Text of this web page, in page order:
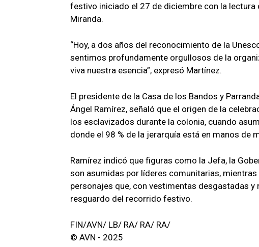
festivo iniciado el 27 de diciembre con la lectura
Miranda.
“Hoy, a dos años del reconocimiento de la
sentimos profundamente orgullosos de la
viva nuestra esencia”, expresó Martínez.
El presidente de la Casa de los Bandos y
Ángel Ramírez, señaló que el origen de la
los esclavizados durante la colonia, cuando
donde el 98 % de la jerarquía está en manos de
Ramírez indicó que figuras como la Jefa, la
son asumidas por líderes comunitarias,
personajes que, con vestimentas desgastadas
resguardo del recorrido festivo.
FIN/AVN/ LB/ RA/ RA/ RA/
© AVN - 2025